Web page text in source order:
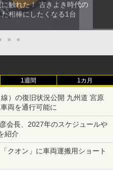
触れた！ 古きよき時代の
相棒にしたくなる1台
● ●
1週間 1カ月
）の復旧状況公開 九州道 宮原
両を通行可能に
会長、2027年のスケジュールや
紹介
クオン」に車両運搬用ショート